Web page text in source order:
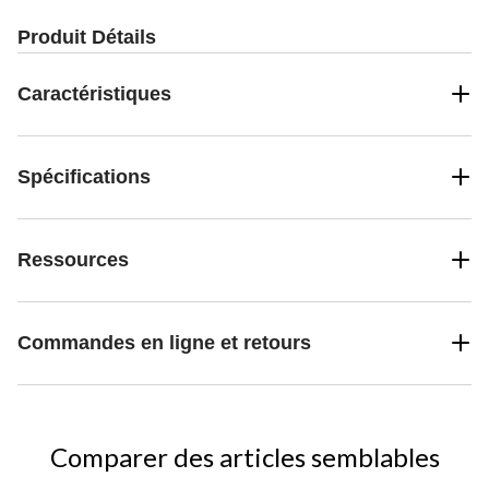
Produit Détails
Caractéristiques
Spécifications
Ressources
Commandes en ligne et retours
Comparer des articles semblables